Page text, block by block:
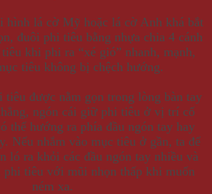
hình lá cờ Mỹ hoặc lá cờ Anh khá bắt
đuôi phi tiêu bằng nhựa chia 4 cánh
khi phi ra “xé gió” nhanh, mạnh,
tiêu không bị chệch hướng.
tiêu được nằm gọn trong lòng bàn tay
ngón cái giữ phi tiêu ở vị trí cố
thể hướng ra phía đầu ngón tay hay
Nếu nhắm vào mục tiêu ở gần, ta để
ló ra khỏi các đầu ngón tay nhiều và
phi tiêu với mũi nhọn thấp khi muốn
ném xa.